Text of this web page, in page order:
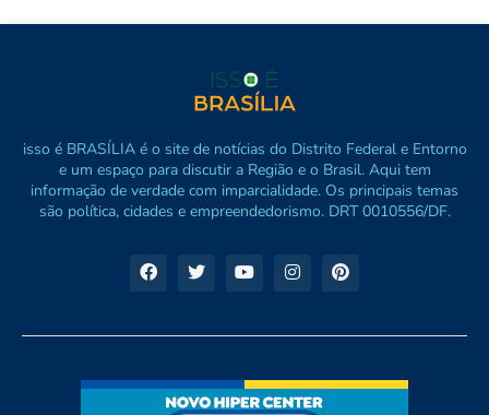
isso é BRASÍLIA é o site de notícias do Distrito Federal e Entorno
e um espaço para discutir a Região e o Brasil. Aqui tem
informação de verdade com imparcialidade. Os principais temas
são política, cidades e empreendedorismo. DRT 0010556/DF.